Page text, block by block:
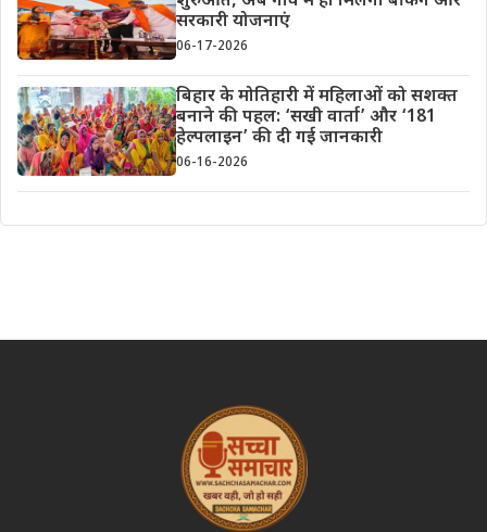
सरकारी योजनाएं
06-17-2026
बिहार के मोतिहारी में महिलाओं को सशक्त
बनाने की पहल: ‘सखी वार्ता’ और ‘181
हेल्पलाइन’ की दी गई जानकारी
06-16-2026